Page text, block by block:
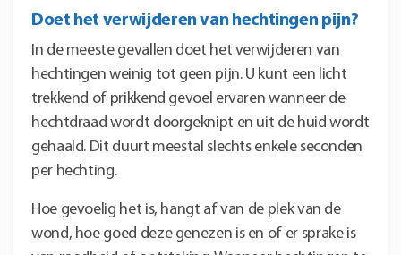
Doet het verwijderen van hechtingen pijn?
In de meeste gevallen doet het verwijderen van
hechtingen weinig tot geen pijn. U kunt een licht
trekkend of prikkend gevoel ervaren wanneer de
hechtdraad wordt doorgeknipt en uit de huid wordt
gehaald. Dit duurt meestal slechts enkele seconden
per hechting.
Hoe gevoelig het is, hangt af van de plek van de
wond, hoe goed deze genezen is en of er sprake is